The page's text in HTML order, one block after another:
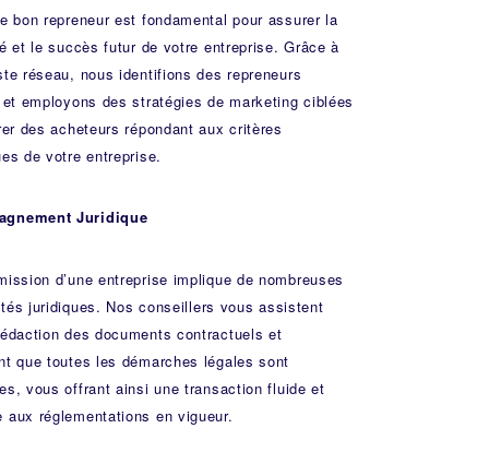
bon repreneur est fondamental pour assurer la
et le succès futur de votre entreprise. Grâce à
réseau, nous identifions des repreneurs
employons des stratégies de marketing ciblées
des acheteurs répondant aux critères
de votre entreprise.
Juridique
d’une entreprise implique de nombreuses
juridiques. Nosconseillers vous assistent
des documents contractuels et
que toutes les démarches légales sont
vous offrant ainsi une transaction fluide et
aux réglementations en vigueur.